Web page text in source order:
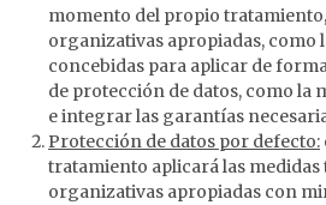
momento del propio
organizativas apropiadas, como
concebidas para aplicar de
de protección de datos, como la
e integrar las garantías
Protección de datos por defecto:
tratamiento aplicará las medidas
organizativas apropiadas con